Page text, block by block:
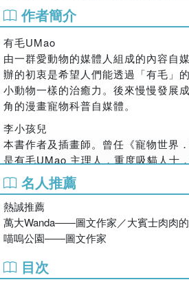
本書收錄60則最令貓奴困惑的行為謎
到奇怪的睡眠習慣，以漫畫圖解、幽
喵聲、看懂動作，帶你走進貓咪的內心
全書囊括了：
● 社交與溝通：主子不想說的小祕密
【打招呼】和貓咪打招呼的正確方式
【露肚皮】對我們露肚皮是什麼意思
【告白法】如何對貓咪說「我愛你」
【親親】當貓咪被搶吻時，心裡到底
● 行為與心理：主子為什麼這麼做？
【誰是老大】貓咪如何判斷誰才是家
【跟蹤狂】為什麼貓咪總愛跟著我上
【嫉妒心】家裡有新成員，貓咪也會
【暴衝真相】解碼貓咪大便完後的「
【埋屎怪癖】為什麼貓咪對食物做「
嗎？
● 聲音與情緒：其實主子是在對你說話
作者簡介
有毛UMao
由一群愛動物的媒體人組成的內容自
辦的初衷是希望人們能透過「有毛」
小動物一樣的治癒力。後來慢慢發展
角的漫畫寵物科普自媒體。
李小孩兒
本書作者及插畫師。曾任《寵物世界
是有毛UMao 主理人，重度吸貓人士
「拖延症」，認為世界上最不可辜負
咪。 2024年通過貓行為管理師及寵
名人推薦
熱誠推薦
萬大Wanda――圖文作家／大賓士肉肉
喵嗚公園――圖文作家
目次